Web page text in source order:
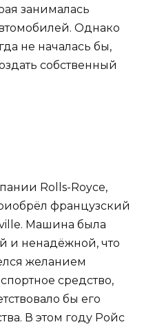
занималась
Однако
не началась бы,
собственный
Rolls-Royce,
французский
Машина была
и ненадёжной, что
желанием
средство,
бы его
В этом году Ройс